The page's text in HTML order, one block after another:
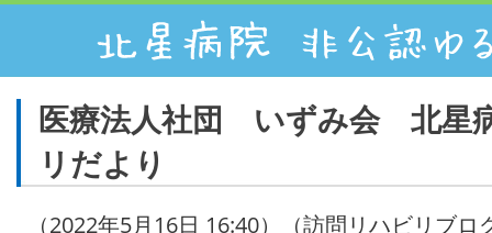
医療法人社団 いずみ会 北星
リだより
（2022年5月16日 16:40）（訪問リハビリブロ